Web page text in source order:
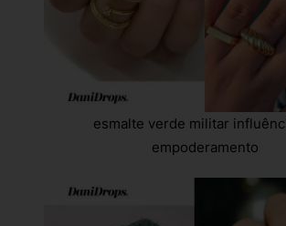
esmalte verde militar
empoderamento